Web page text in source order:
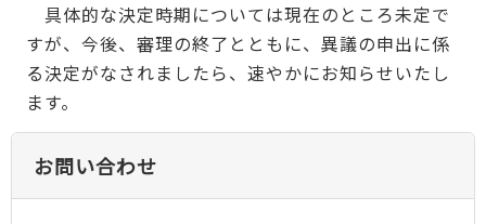
具体的な決定時期については現在のところ未定で
すが、今後、審理の終了とともに、異議の申出に係
る決定がなされましたら、速やかにお知らせいたし
ます。
お問い合わせ